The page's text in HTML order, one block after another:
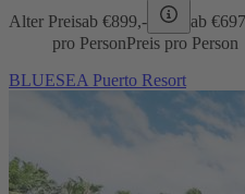
Alter Preisab €899,- ab €
pro PersonPreis pro Person
BLUESEA Puerto Resort